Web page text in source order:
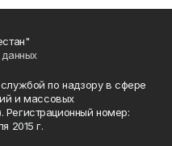
по надзору в сфере
и массовых
номер:
2015 г.